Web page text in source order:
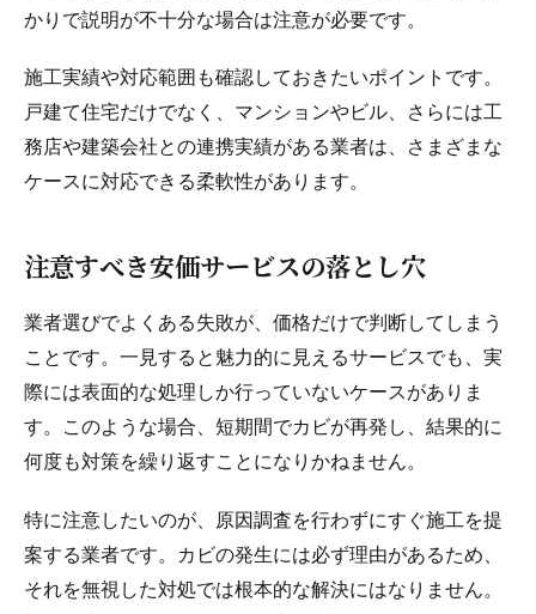
かりで説明が不十分な場合は注意が必要です。
施工実績や対応範囲も確認しておきたいポイントです。
戸建て住宅だけでなく、マンションやビル、さらには工
務店や建築会社との連携実績がある業者は、さまざまな
ケースに対応できる柔軟性があります。
注意すべき安価サービスの落とし穴
業者選びでよくある失敗が、価格だけで判断してしまう
ことです。一見すると魅力的に見えるサービスでも、実
際には表面的な処理しか行っていないケースがありま
す。このような場合、短期間でカビが再発し、結果的に
何度も対策を繰り返すことになりかねません。
特に注意したいのが、原因調査を行わずにすぐ施工を提
案する業者です。カビの発生には必ず理由があるため、
それを無視した対処では根本的な解決にはなりません。